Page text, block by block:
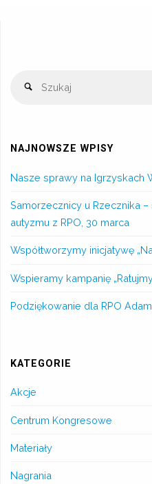
NAJNOWSZE WPISY
Nasze sprawy na Igrzyskach
Samorzecznicy u Rzecznika
autyzmu z RPO, 30 marca
Współtworzymy inicjatywę
Wspieramy kampanię
Podziękowanie dla RPO
KATEGORIE
Akcje
Centrum Kongresowe
Materiały
Nagrania